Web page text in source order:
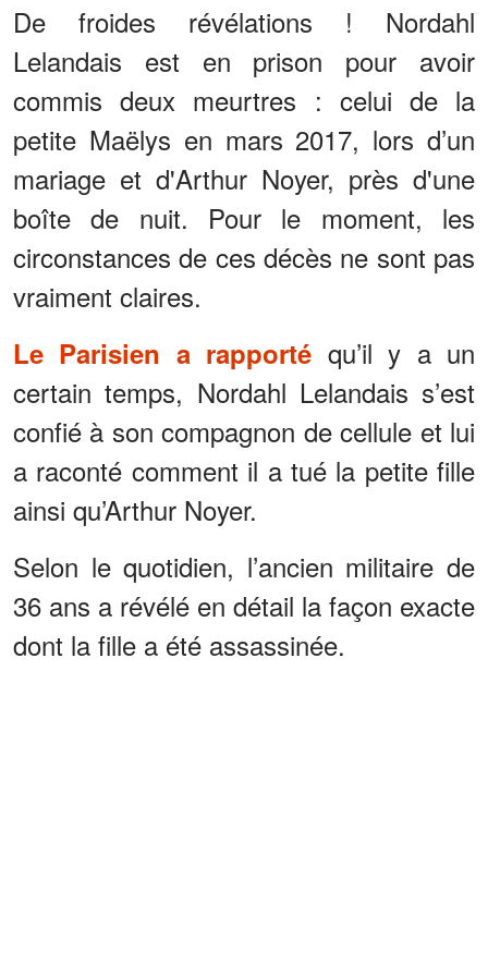
De froides révélations ! Nordahl
Lelandais est en prison pour avoir
commis deux meurtres : celui de la
petite Maëlys en mars 2017, lors d’un
mariage et d'Arthur Noyer, près d'une
boîte de nuit. Pour le moment, les
circonstances de ces décès ne sont pas
vraiment claires.
Le Parisien a rapporté qu’il y a un
certain temps, Nordahl Lelandais s’est
confié à son compagnon de cellule et lui
a raconté comment il a tué la petite fille
ainsi qu’Arthur Noyer.
Selon le quotidien, l’ancien militaire de
36 ans a révélé en détail la façon exacte
dont la fille a été assassinée.